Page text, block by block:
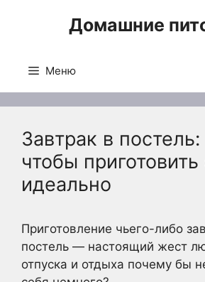
Домашние
Меню
Завтрак в
чтобы приготовить
идеально
Приготовление чьего-либо
постель — настоящий жест
отпуска и отдыха почему бы